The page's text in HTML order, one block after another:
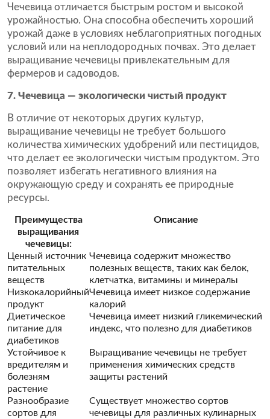
Чечевица отличается быстрым ростом и высокой
урожайностью. Она способна обеспечить хороший
урожай даже в условиях неблагоприятных погодных
условий или на неплодородных почвах. Это делает
выращивание чечевицы привлекательным для
фермеров и садоводов.
7. Чечевица — экологически чистый продукт
В отличие от некоторых других культур,
выращивание чечевицы не требует большого
количества химических удобрений или пестицидов,
что делает ее экологически чистым продуктом. Это
позволяет избегать негативного влияния на
окружающую среду и сохранять ее природные
ресурсы.
Преимущества
выращивания
чечевицы:
Описание
Ценный источник
питательных
веществ
Чечевица содержит множество
полезных веществ, таких как белок,
клетчатка, витамины и минералы
Низкокалорийный
продукт
Чечевица имеет низкое содержание
калорий
Диетическое
питание для
диабетиков
Чечевица имеет низкий гликемический
индекс, что полезно для диабетиков
Устойчивое к
вредителям и
болезням
растение
Выращивание чечевицы не требует
применения химических средств
защиты растений
Разнообразие
сортов для
Существует множество сортов
чечевицы для различных кулинарных